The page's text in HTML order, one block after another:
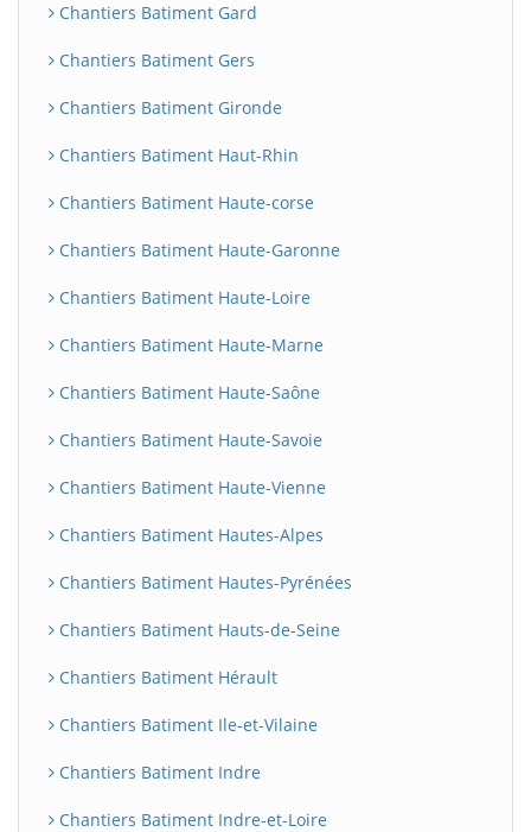
Chantiers Batiment Gard
Chantiers Batiment Gers
Chantiers Batiment Gironde
Chantiers Batiment Haut-Rhin
Chantiers Batiment Haute-corse
Chantiers Batiment Haute-Garonne
Chantiers Batiment Haute-Loire
Chantiers Batiment Haute-Marne
Chantiers Batiment Haute-Saône
Chantiers Batiment Haute-Savoie
Chantiers Batiment Haute-Vienne
Chantiers Batiment Hautes-Alpes
Chantiers Batiment Hautes-Pyrénées
Chantiers Batiment Hauts-de-Seine
Chantiers Batiment Hérault
Chantiers Batiment Ile-et-Vilaine
Chantiers Batiment Indre
Chantiers Batiment Indre-et-Loire